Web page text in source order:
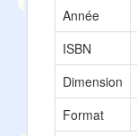
Année
ISBN
Dimension
Format